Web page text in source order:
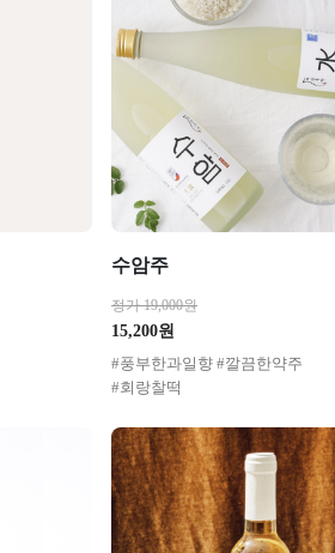
수암주
정가 19,000원
15,200원
#풍부한과일향 #깔끔한약주
#회랑찰떡